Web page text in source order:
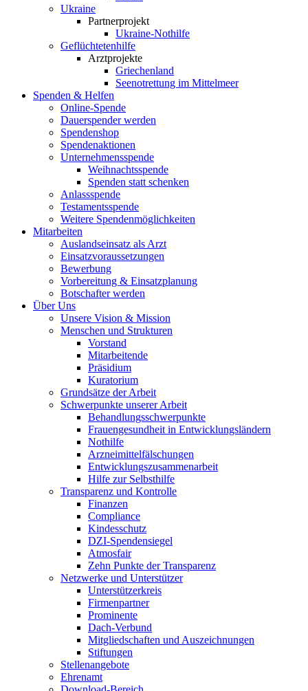
Ukraine
Partnerprojekt
Ukraine-Nothilfe
Geflüchtetenhilfe
Arztprojekte
Griechenland
Seenotrettung im Mittelmeer
Spenden & Helfen
Online-Spende
Dauerspender werden
Spendenshop
Spendenaktionen
Unternehmens­spende
Weihnachtsspende
Spenden statt schenken
Anlassspende
Testamentsspende
Weitere Spenden­möglichkeiten
Mitarbeiten
Auslandseinsatz als Arzt
Einsatzvoraussetzungen
Bewerbung
Vorbereitung & Einsatzplanung
Botschafter werden
Über Uns
Unsere Vision & Mission
Menschen und Strukturen
Vorstand
Mitarbeitende
Präsidium
Kuratorium
Grundsätze der Arbeit
Schwerpunkte unserer Arbeit
Behandlungs­schwerpunkte
Frauengesundheit in Entwicklungsländern
Nothilfe
Arzneimittel­fälschungen
Entwicklungs­zusammenarbeit
Hilfe zur Selbsthilfe
Transparenz und Kontrolle
Finanzen
Compliance
Kindesschutz
DZI-Spendensiegel
Atmosfair
Zehn Punkte der Transparenz
Netzwerke und Unterstützer
Unterstützerkreis
Firmenpartner
Prominente
Dach-Verbund
Mitgliedschaften und Auszeichnungen
Stiftungen
Stellenangebote
Ehrenamt